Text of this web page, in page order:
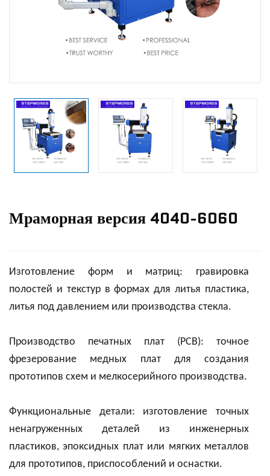
Связаться С Нами
Мраморная версия 4040-6060
Изготовление форм и матриц: гравировка
полостей и текстур в формах для литья пластика,
литья под давлением или производства стекла.
Производство печатных плат (PCB): точное
фрезерование медных плат для создания
прототипов схем и мелкосерийного производства.
Функциональные детали: изготовление точных
ненагруженных деталей из инженерных
пластиков, эпоксидных плат или мягких металлов
для прототипов, приспособлений и оснастки.